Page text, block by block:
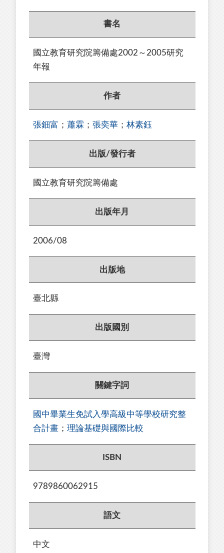
書名
國立教育研究院籌備處2002～2005研究
年報
作者
張鈿富 ； 蕭霖 ； 張奕華 ； 林素鈺
出版/發行者
國立教育研究院籌備處
出版年月
2006/08
出版地
臺北縣
出版國別
臺灣
關鍵字詞
國中畢業生免試入學高級中等學校研究整
合計畫 ； 理論基礎與國際比較
ISBN
9789860062915
語文
中文